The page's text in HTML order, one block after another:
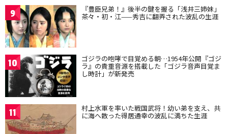
9 『豊臣兄弟！』後半の鍵を握る「浅井三姉妹」
茶々・初・江——秀吉に翻弄された波乱の生涯
10 ゴジラの咆哮で目覚める朝…1954年公開『ゴジ
ラ』の貴重音源を搭載した「ゴジラ音声目覚ま
し時計」が新発売
11 村上水軍を率いた戦国武将！幼い弟を支え、共
に海へ散った得居通幸の波乱に満ちた生涯